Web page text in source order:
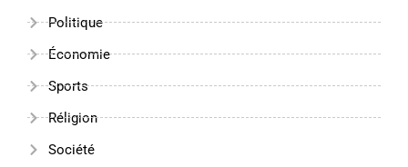
Politique
Économie
Sports
Réligion
Société